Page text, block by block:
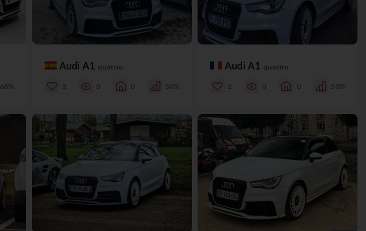
68%
Audi A1 quattro
2 0 0 50%
Audi A1 quattro
2 0 0 50%